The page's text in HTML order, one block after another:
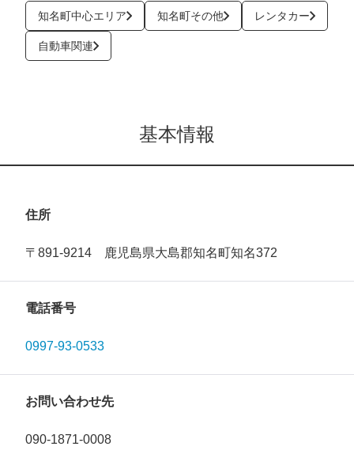
知名町中心エリア 知名町その他 レンタカー
自動車関連
基本情報
住所
〒891-9214 鹿児島県大島郡知名町知名372
電話番号
0997-93-0533
お問い合わせ先
090-1871-0008